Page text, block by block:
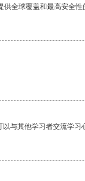
全球覆盖和最高安全性
与其他学习者交流学习